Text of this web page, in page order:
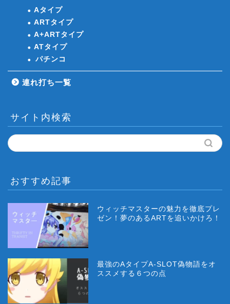
Aタイプ
ARTタイプ
A+ARTタイプ
ATタイプ
パチンコ
連れ打ち一覧
サイト内検索
おすすめ記事
ウィッチマスターの魅力を徹底プレ
ゼン！夢のあるARTを追いかけろ！
最強のAタイプA-SLOT偽物語をオ
ススメする６つの点